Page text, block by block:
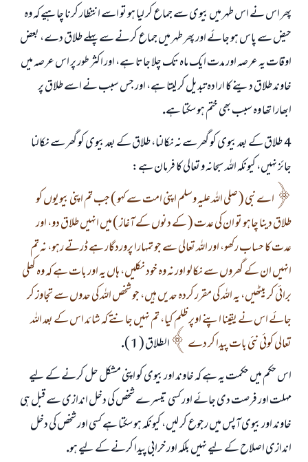
پھر اس نے اس طہر ميں بيوى سے جماع كر ليا ہو تو اسے انتظار كرنا چاہيے كہ وہ
حيض سے پاس ہو جائے اور پھر طہر ميں جماع كرنے سے پہلے طلاق دے، بعض
اوقات يہ عرصہ اور مدت ايك ماہ تك چلا جاتا ہے، اور اكثر طور پر اس عرصہ ميں
خاوند طلاق دينے كا ارادہ تبديل كر ليتا ہے، اور جس سبب نے اسے طلاق پر
ابھارا تھا وہ سبب بھى ختم ہو سكتا ہے.
4 ـ طلاق كے بعد بيوى كو گھر سے نہ نكالنا، طلاق كے بعد بيوى كو گھر سے نكالنا
جائز نہيں، كيونكہ اللہ سبحانہ و تعالى كا فرمان ہے:
اے نبى ( صلى اللہ عليہ وسلم اپنى امت سے كہو ) جب تم اپنى بيويوں كو
طلاق دينا چاہو تو ان كى عدت ( كے دنوں كے آغاز ) ميں انہيں طلاق دو، اور
عدت كا حساب ركھو، اور اللہ تعالى سے جو تمہارا پروردگار ہے ڈرتے رہو، نہ تم
انہيں ان كے گھروں سے نكالو اور نہ وہ خود نكليں، ہاں يہ اور بات ہے كہ وہ كھلى
برائى كر بيٹھيں، يہ اللہ كى مقرر كردہ حديں ہيں، جو شخص اللہ كى حدوں سے تجاوز كر
جائے اس نے يقينا اپنے اوپر ظلم كيا، تم نہيں جانتے كہ شائد اس كے بعد اللہ
تعالى كوئى نئى بات پيدا كر دے
الطلاق ( 1 ).
اس حكم ميں حكمت يہ ہے كہ خاوند اور بيوى كو اپنى مشكل حل كرنے كے ليے
مہلت اور فرصت دى جائے اور كسى تيسرے شخص كى دخل اندازى سے قبل ہى
خاوند اور بيوى آپس ميں رجوع كر ليں، كيونكہ ہو سكتا ہے كسى اور شخص كى دخل
اندازى اصلاح كے ليے نہيں بلكہ اور خرابى پيدا كرنے كے ليے ہو.